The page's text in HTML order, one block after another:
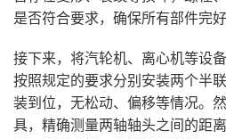
是否符合要求，确保所有部件完
接下来，将汽轮机、离心机等设
按照规定的要求分别安装两个半
装到位，无松动、偏移等情况。
具，精确测量两轴轴头之间的距